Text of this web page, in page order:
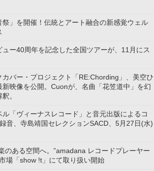
祭」を開催！伝統とアート融合の新感覚ウェル
ー40周年を記念した全国ツアーが、11月にス
カバー・プロジェクト「RE:Chording」、美空ひ
新映像を公開。Cuonが、名曲「花笠道中」を幻
。
ル「ヴィーナスレコード」と音元出版によるコ
音、寺島靖国セレクションSACD、5月27日(水)
のある空間へ。”amadana レコードプレーヤー
場「show !t」にて取り扱い開始